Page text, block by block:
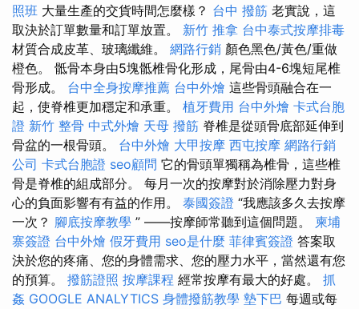
照班 大量生產的交貨時間怎麼樣？ 台中 撥筋 老實說，這
取決於訂單數量和訂單放置。 新竹 推拿 台中泰式按摩排毒
材質合成皮革、玻璃纖維。 網路行銷 顏色黑色/黃色/重做
橙色。 骶骨本身由5塊骶椎骨化形成，尾骨由4-6塊短尾椎
骨形成。 台中全身按摩推薦 台中外燴 這些骨頭融合在一
起，使脊椎更加穩定和承重。 植牙費用 台中外燴 卡式台胞
證 新竹 整骨 中式外燴 天母 撥筋 脊椎是從頭骨底部延伸到
骨盆的一根骨頭。 台中外燴 大甲按摩 西屯按摩 網路行銷
公司 卡式台胞證 seo顧問 它的骨頭單獨稱為椎骨，這些椎
骨是脊椎的組成部分。 每月一次的按摩對於消除壓力對身
心的負面影響有有益的作用。 泰國簽證 “我應該多久去按摩
一次？ 腳底按摩教學 ” ——按摩師常聽到這個問題。 柬埔
寨簽證 台中外燴 假牙費用 seo是什麼 菲律賓簽證 答案取
決於您的疼痛、您的身體需求、您的壓力水平，當然還有您
的預算。 撥筋證照 按摩課程 經常按摩有最大的好處。 抓
姦 GOOGLE ANALYTICS 身體撥筋教學 墊下巴 每週或每